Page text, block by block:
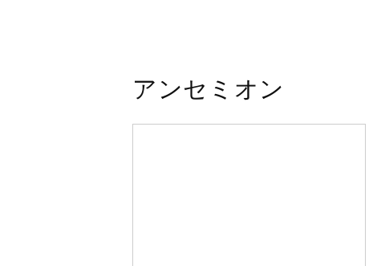
アンセミオン